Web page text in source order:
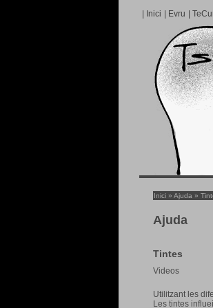
Inici Evru
Inici » Ajuda »
Ajuda
Tintes
Videos
Utilitzant les
Les tintes